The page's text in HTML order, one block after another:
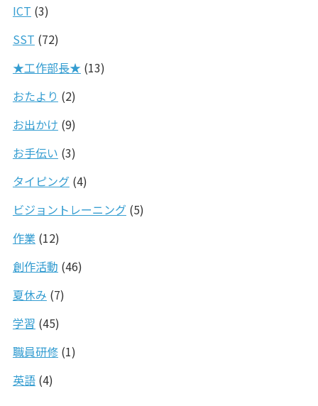
ICT (3)
SST (72)
★工作部長★ (13)
おたより (2)
お出かけ (9)
お手伝い (3)
タイピング(4)
ビジョントレーニング(5)
作業(12)
創作活動 (46)
夏休み (7)
学習 (45)
職員研修(1)
英語(4)